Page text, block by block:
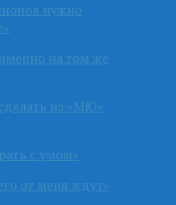
нужно
на том же
из «МЮ»
с умом»
от меня ждут»